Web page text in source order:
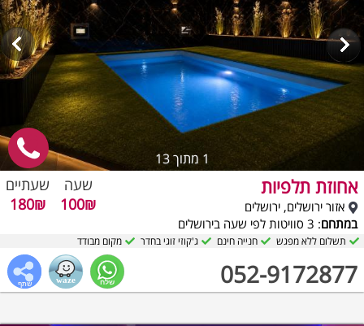
1 מתוך 13
אחוזת תלפיות
אזור ירושלים, ירושלים
במתחם: 3 סוויטות לפי שעה בירושלים
052-9172877
שעה
100₪
שעתיים
180₪
תשלום ללא מפגש חנייה חינם ג'קוזי זוגי בחדר מקום מבודד